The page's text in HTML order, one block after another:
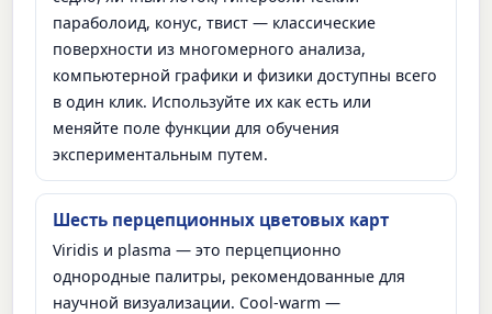
параболоид, конус, твист — классические
поверхности из многомерного анализа,
компьютерной графики и физики доступны всего
в один клик. Используйте их как есть или
меняйте поле функции для обучения
экспериментальным путем.
Шесть перцепционных цветовых карт
Viridis и plasma — это перцепционно
однородные палитры, рекомендованные для
научной визуализации. Cool-warm —